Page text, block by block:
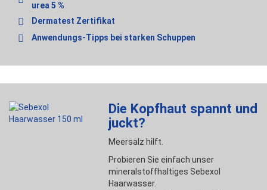
urea 5 %
Dermatest Zertifikat
Anwendungs-Tipps bei starken Schuppen
Die Kopfhaut spannt und
juckt?
Meersalz hilft.
Probieren Sie einfach unser
mineralstoffhaltiges Sebexol
Haarwasser.